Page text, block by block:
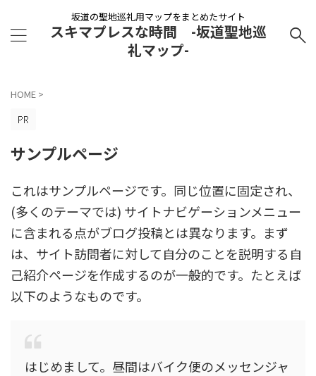
坂道の聖地巡礼用マップをまとめたサイト
スキマプレスな時間 -坂道聖地巡
礼マップ-
HOME >
サンプルページ
これはサンプルページです。同じ位置に固定され、
(多くのテーマでは) サイトナビゲーションメニュー
に含まれる点がブログ投稿とは異なります。まず
は、サイト訪問者に対して自分のことを説明する自
己紹介ページを作成するのが一般的です。たとえば
以下のようなものです。
はじめまして。昼間はバイク便のメッセンジャ